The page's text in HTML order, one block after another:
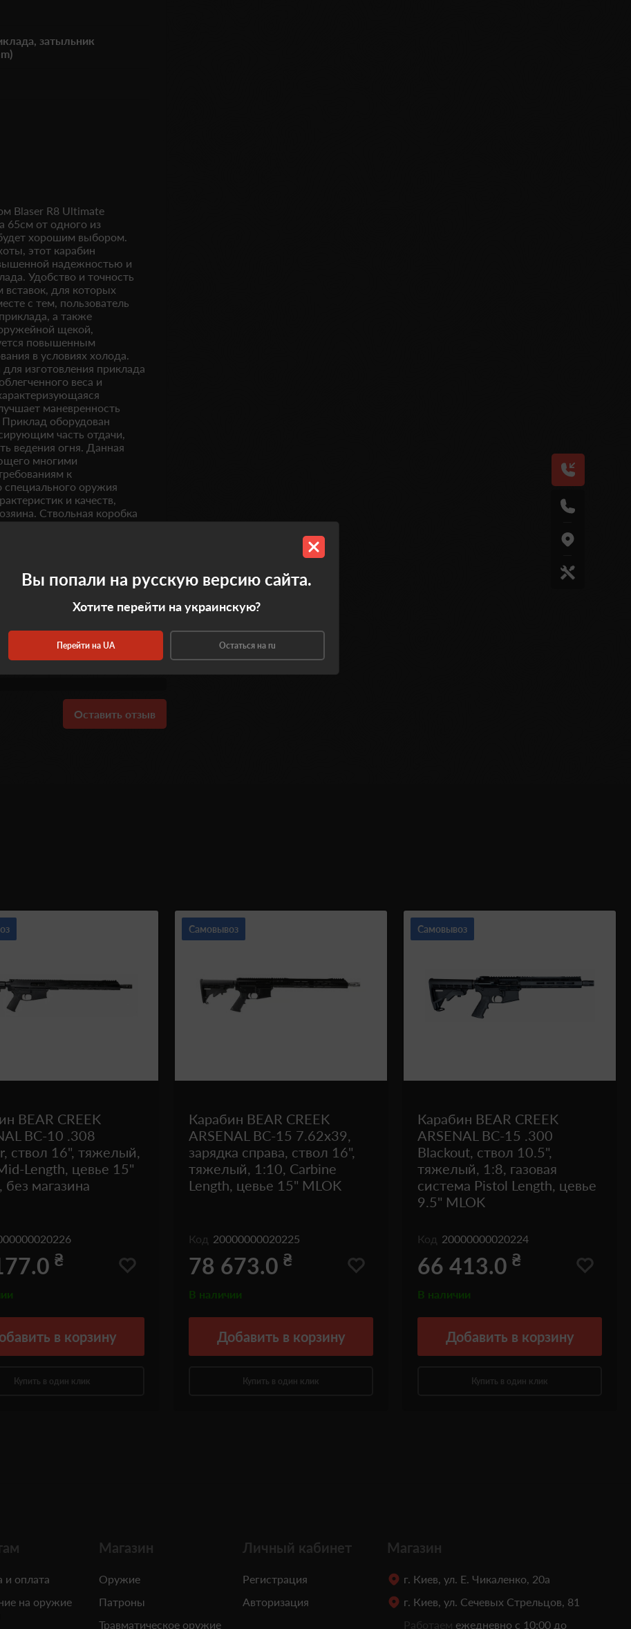
затыльник
Blaser R8 Ultimate
65см от одного из
хорошим выбором.
этот карабин
надежностью и
Удобство и точность
вставок, для которых
с тем, пользователь
а также
щекой,
повышенным
в условиях холода.
изготовления приклада
веса и
маневренность
оборудован
часть отдачи,
ведения огня. Данная
многими
к
оружия
и качеств,
Ствольная коробка
обеспечивается надежная
0.0
Оставить отзыв
BEAR CREEK
BC-10 .308
ствол 16", тяжелый,
Length, цевье 15"
без магазина
₴
в корзину
Купить в один клик
Самовывоз
Карабин BEAR CREEK
ARSENAL BC-15 7.62x39,
зарядка справа, ствол 16",
тяжелый, 1:10, Carbine
Length, цевье 15" MLOK
Код 20000000020225
78 673.0 ₴
В наличии
Добавить в корзину
Купить в один клик
Самовывоз
Карабин BEAR CREEK
ARSENAL BC-15 .300
Blackout, ствол 10.5",
тяжелый, 1:8, газовая
система Pistol Length, цевье
9.5" MLOK
Код 20000000020224
66 413.0 ₴
В наличии
Добавить в корзину
Купить в один клик
и оплата
на оружие
Магазин
Оружие
Патроны
Травматическое оружие
Личный кабинет
Регистрация
Авторизация
Магазин
г. Киев, ул. Е. Чикаленко, 20а
г. Киев, ул. Сечевых Стрельцов, 81
Работаем ежедневно с 10:00 до
Вы попали на русскую версию сайта.
Хотите перейти на украинскую?
Перейти на UA Остаться на ru